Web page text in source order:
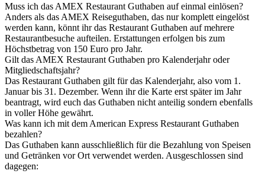
Muss ich das AMEX Restaurant Guthaben auf einmal einlösen?
Anders als das AMEX Reiseguthaben, das nur komplett eingelöst
werden kann, könnt ihr das Restaurant Guthaben auf mehrere
Restaurantbesuche aufteilen. Erstattungen erfolgen bis zum
Höchstbetrag von 150 Euro pro Jahr.
Gilt das AMEX Restaurant Guthaben pro Kalenderjahr oder
Mitgliedschaftsjahr?
Das Restaurant Guthaben gilt für das Kalenderjahr, also vom 1.
Januar bis 31. Dezember. Wenn ihr die Karte erst später im Jahr
beantragt, wird euch das Guthaben nicht anteilig sondern ebenfalls
in voller Höhe gewährt.
Was kann ich mit dem American Express Restaurant Guthaben
bezahlen?
Das Guthaben kann ausschließlich für die Bezahlung von Speisen
und Getränken vor Ort verwendet werden. Ausgeschlossen sind
dagegen: